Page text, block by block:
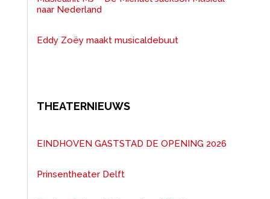
naar Nederland
Eddy Zoëy maakt musicaldebuut
THEATERNIEUWS
EINDHOVEN GASTSTAD DE OPENING 2026
Prinsentheater Delft